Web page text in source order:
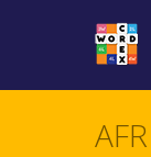
AFR